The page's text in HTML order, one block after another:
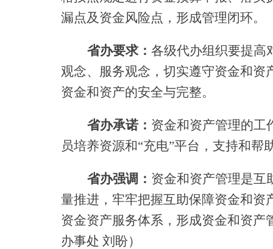
漏点及资金风险点，形成管理闭环。
省办要求： 各级代办组织要提高
观念、服务观念，切实遵守资金和
资金和资产的安全与完整。
省办承诺： 资金和资产管理的工
员培养资源和“充电”平台，支持和帮
省办强调： 资金和资产管理是互
量推进，牢牢把握互助保障资金和
资金资产服务体系，形成资金和资产
办事处 刘盼）